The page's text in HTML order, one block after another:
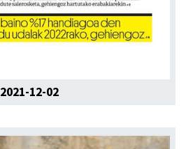
2021-12-02